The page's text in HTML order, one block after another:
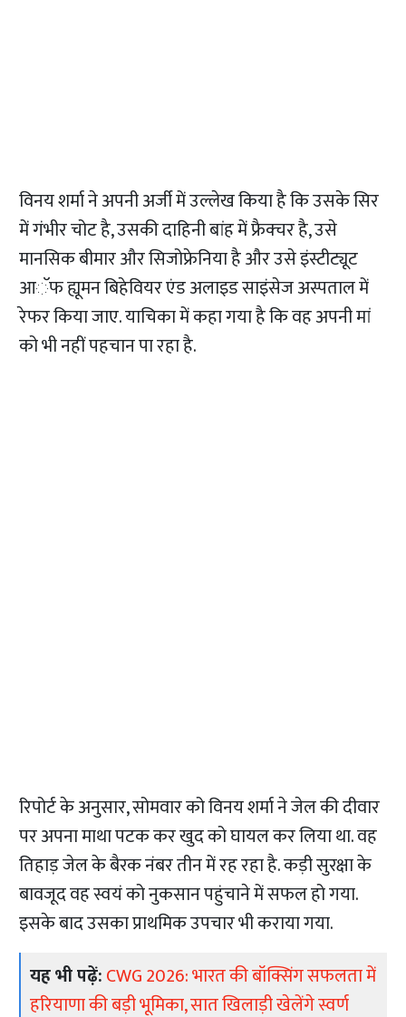
विनय शर्मा ने अपनी अर्जी में उल्लेख किया है कि उसके सिर
में गंभीर चोट है, उसकी दाहिनी बांह में फ्रैक्चर है, उसे
मानसिक बीमार और सिजोफ्रेनिया है और उसे इंस्टीट्यूट
आॅफ ह्यूमन बिहेवियर एंड अलाइड साइंसेज अस्पताल में
रेफर किया जाए. याचिका में कहा गया है कि वह अपनी मां
को भी नहीं पहचान पा रहा है.
रिपोर्ट के अनुसार, सोमवार को विनय शर्मा ने जेल की दीवार
पर अपना माथा पटक कर खुद को घायल कर लिया था. वह
तिहाड़ जेल के बैरक नंबर तीन में रह रहा है. कड़ी सुरक्षा के
बावजूद वह स्वयं को नुकसान पहुंचाने में सफल हो गया.
इसके बाद उसका प्राथमिक उपचार भी कराया गया.
यह भी पढ़ें:CWG 2026: भारत की बॉक्सिंग सफलता में
हरियाणा की बड़ी भूमिका, सात खिलाड़ी खेलेंगे स्वर्ण